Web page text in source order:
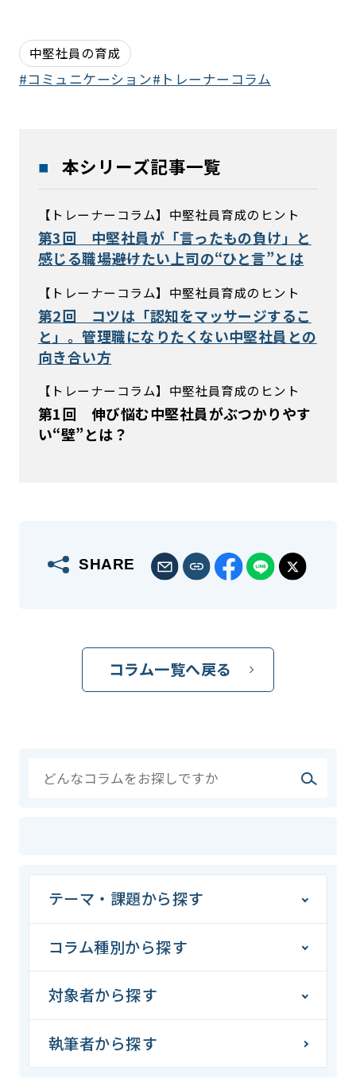
中堅社員の育成
コミュニケーション トレーナーコラム
本シリーズ記事一覧
【トレーナーコラム】中堅社員育成のヒント
第3回 中堅社員が「言ったもの負け」と
感じる職場――避けたい上司の“ひと言”とは
【トレーナーコラム】中堅社員育成のヒント
第2回 コツは「認知をマッサージするこ
と」。管理職になりたくない中堅社員との
向き合い方
【トレーナーコラム】中堅社員育成のヒント
第1回 伸び悩む中堅社員がぶつかりやす
い“壁”とは？
SHARE
コラム一覧へ戻る
テーマ・課題から探す
コラム種別から探す
対象者から探す
執筆者から探す